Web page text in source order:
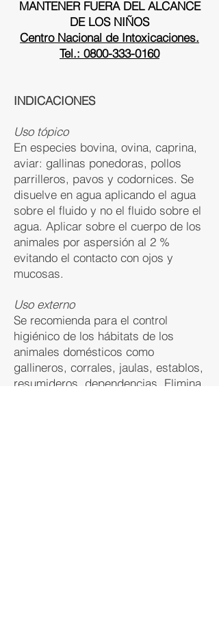
MANTENER FUERA DEL ALCANCE
DE LOS NIÑOS
Centro Nacional de Intoxicaciones.
Tel.: 0800-333-0160
INDICACIONES
Uso tópico
En especies bovina, ovina, caprina,
aviar: gallinas ponedoras, pollos
parrilleros, pavos y codornices. Se
disuelve en agua aplicando el agua
sobre el fluido y no el fluido sobre el
agua. Aplicar sobre el cuerpo de los
animales por aspersión al 2 %
evitando el contacto con ojos y
mucosas.
Uso externo
Se recomienda para el control
higiénico de los hábitats de los
animales domésticos como
gallineros, corrales, jaulas, establos,
resumideros, dependencias. Elimina